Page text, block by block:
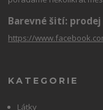
Barevné šití:
https://
KATEGORIE
Látky